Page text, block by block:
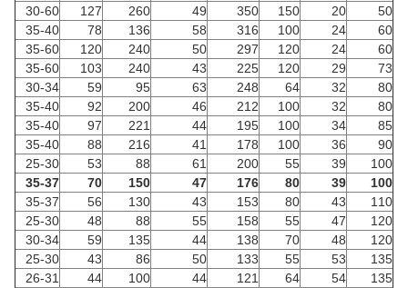
50
20
150
350
49
260
127
30-60
60
24
100
316
58
136
78
35-40
60
24
120
297
50
240
120
35-60
73
29
120
225
43
240
103
35-60
80
32
64
248
63
95
59
30-34
80
32
100
212
46
200
92
35-40
85
34
100
195
44
221
97
35-40
90
36
100
178
41
216
88
35-40
100
39
55
200
61
88
53
25-30
100
39
80
176
47
150
70
35-37
110
43
80
153
43
130
56
35-37
120
47
55
158
55
88
48
25-30
120
48
70
138
44
135
59
30-34
135
53
55
133
50
86
43
25-30
135
54
64
121
44
100
44
26-31